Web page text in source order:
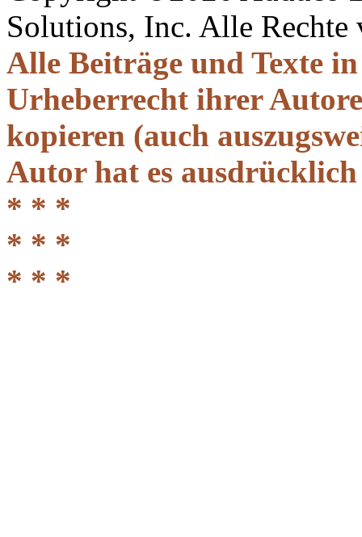
Solutions, Inc. Alle Rechte
Alle Beiträge und Texte
Urheberrecht ihrer
kopieren (auch
Autor hat es
* * *
* * *
* * *